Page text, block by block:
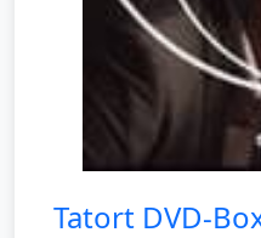
Tatort DVD-